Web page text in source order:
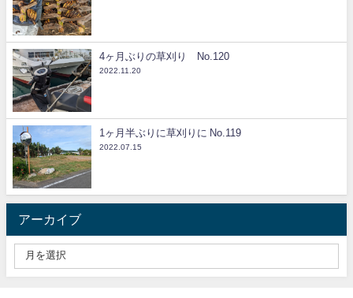
4ヶ月ぶりの草刈り No.120
2022.11.20
1ヶ月半ぶりに草刈りに No.119
2022.07.15
アーカイブ